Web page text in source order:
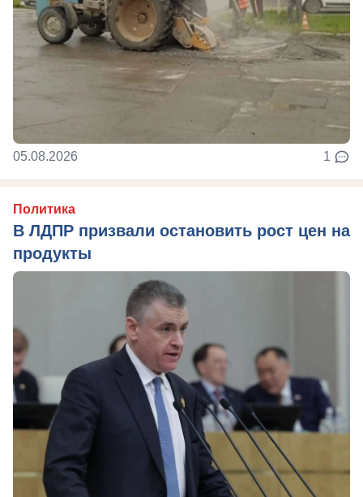
05.08.2026 1
Политика
В ЛДПР призвали остановить рост цен на
продукты